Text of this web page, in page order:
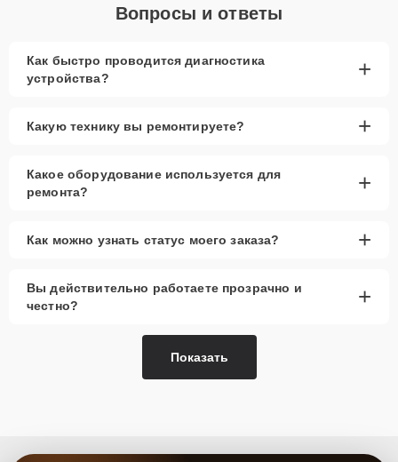
Вопросы и ответы
Как быстро проводится диагностика
устройства?
+
Какую технику вы ремонтируете? +
Какое оборудование используется для
ремонта?
+
Как можно узнать статус моего заказа? +
Вы действительно работаете прозрачно и
честно?
+
Показать